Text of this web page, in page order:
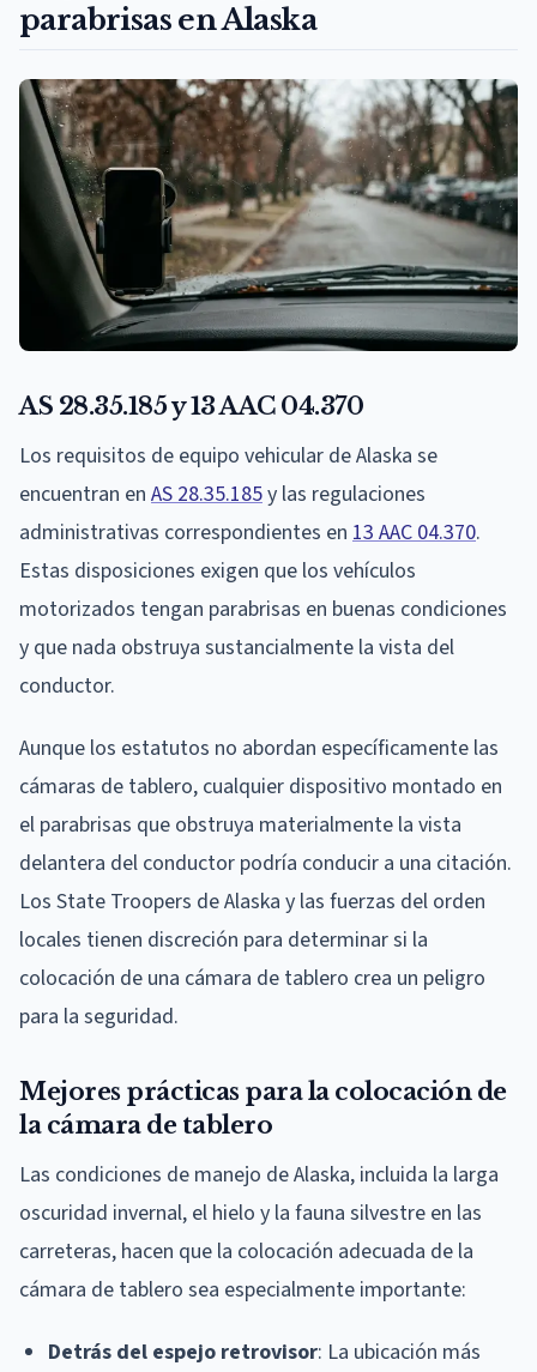
parabrisas en Alaska
AS 28.35.185 y 13 AAC 04.370
Los requisitos de equipo vehicular de Alaska se
encuentran en AS 28.35.185y las regulaciones
administrativas correspondientes en 13 AAC 04.370.
Estas disposiciones exigen que los vehículos
motorizados tengan parabrisas en buenas condiciones
y que nada obstruya sustancialmente la vista del
conductor.
Aunque los estatutos no abordan específicamente las
cámaras de tablero, cualquier dispositivo montado en
el parabrisas que obstruya materialmente la vista
delantera del conductor podría conducir a una citación.
Los State Troopers de Alaska y las fuerzas del orden
locales tienen discreción para determinar si la
colocación de una cámara de tablero crea un peligro
para la seguridad.
Mejores prácticas para la colocación de
la cámara de tablero
Las condiciones de manejo de Alaska, incluida la larga
oscuridad invernal, el hielo y la fauna silvestre en las
carreteras, hacen que la colocación adecuada de la
cámara de tablero sea especialmente importante:
Detrás del espejo retrovisor: La ubicación más